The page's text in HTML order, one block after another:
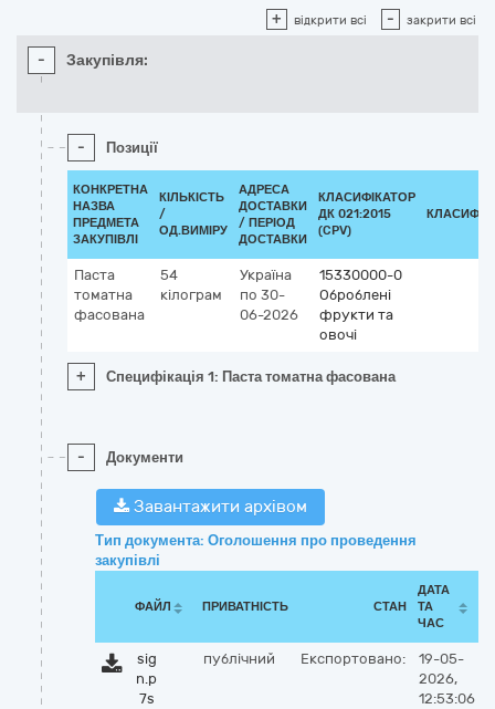
+ відкрити всі - закрити всі
- Закупівля:
- Позиції
КОНКРЕТНА
НАЗВА
ПРЕДМЕТА
ЗАКУПІВЛІ
КІЛЬКІСТЬ
/
ОД.ВИМІРУ
АДРЕСА
ДОСТАВКИ
/ ПЕРІОД
ДОСТАВКИ
КЛАСИФІКАТОР
ДК 021:2015
(CPV)
Паста
томатна
фасована
54
кілограм
Україна
по 30-
06-2026
15330000-0
Оброблені
фрукти та
овочі
+ Специфікація 1: Паста томатна фасована
- Документи
Завантажити архівом
Тип документа: Оголошення про проведення
закупівлі
ФАЙЛ ПРИВАТНІСТЬ СТАН
ДАТА
ТА
ЧАС
sig
n.p
7s
публічний Експортовано:
19-05-
2026,
12:53:06